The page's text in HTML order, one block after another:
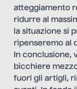
atteggiamento
ridurre al
la situazione si
ripenseremo al
In conclusione,
bicchiere
fuori gli artigli,